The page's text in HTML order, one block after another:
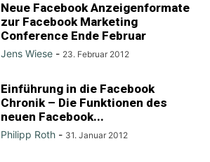
Neue Facebook Anzeigenformate
zur Facebook Marketing
Conference Ende Februar
Jens Wiese - 23. Februar 2012
Einführung in die Facebook
Chronik – Die Funktionen des
neuen Facebook...
Philipp Roth - 31. Januar 2012